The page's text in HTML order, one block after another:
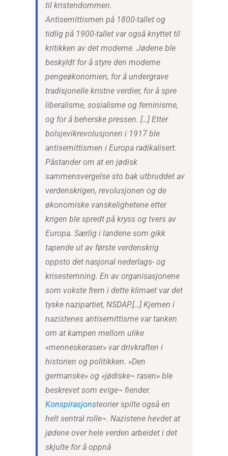
til kristendommen.
Antisemittismen på 1800-tallet og
tidlig på 1900-tallet var også knyttet til
kritikken av det moderne. Jødene ble
beskyldt for å styre den moderne
pengeøkonomien, for å undergrave
tradisjonelle kristne verdier, for å spre
liberalisme, sosialisme og feminisme,
og for å beherske pressen. […] Etter
bolsjevikrevolusjonen i 1917 ble
antisemittismen i Europa radikalisert.
Påstander om at en jødisk
sammensvergelse sto bak utbruddet av
verdenskrigen, revolusjonen og de
økonomiske vanskelighetene etter
krigen ble spredt på kryss og tvers av
Europa. Særlig i landene som gikk
tapende ut av første verdenskrig
oppsto det nasjonal nederlags- og
krisestemning. En av organisasjonene
som vokste frem i dette klimaet var det
tyske nazipartiet, NSDAP.[…] Kjernen i
nazistenes antisemittisme var tanken
om at kampen mellom ulike
«menneskeraser» var drivkraften i
historien og politikken. «Den
germanske» og «jødiske¬ rasen» ble
beskrevet som evige¬ fiender.
Konspirasjonsteorier spilte også en
helt sentral rolle¬. Nazistene hevdet at
jødene over hele verden arbeidet i det
skjulte for å oppnå